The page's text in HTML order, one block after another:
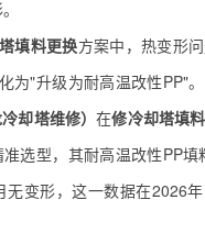
填料更换方案中，热变形
为"升级为耐高温改性PP"。
却塔维修）在修冷却塔填
准选型，其耐高温改性PP
无变形，这一数据在2026